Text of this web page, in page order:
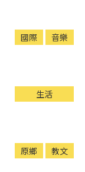
國際 音樂
生活
原鄉 教文